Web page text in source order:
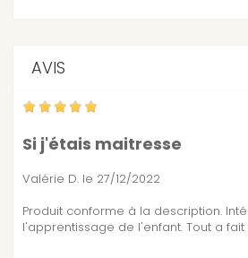
AVIS
Si j'étais maitresse
Valérie D. le 27/12/2022
Produit conforme à la description.
l'apprentissage de l'enfant. Tout a fait